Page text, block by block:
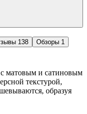
138 Обзоры 1
матовым и сатиновым
текстурой,
образуя